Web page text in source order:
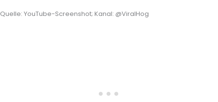
Quelle: YouTube-Screenshot; Kanal: @ViralHog